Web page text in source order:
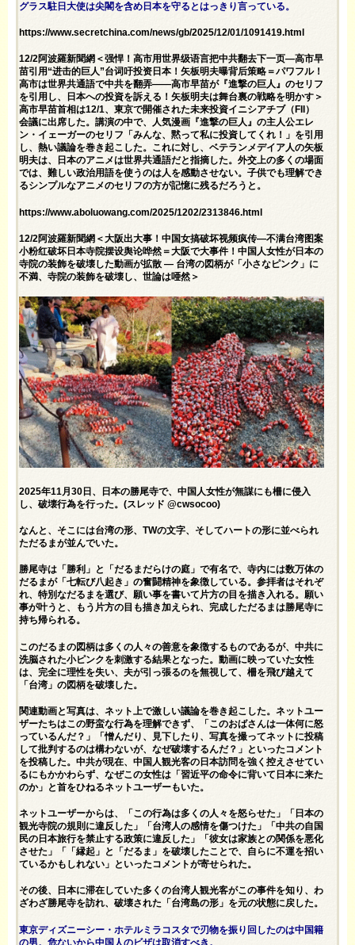
グラス駐日大使は尖閣を含め日本を守るとはっきり言っている。
https://www.secretchina.com/news/gb/2025/12/01/1091419.html
12/2阿波羅新聞網＜强悍！高市用世界级语言把中共翻去下一页—高市早
苗引用“进击的巨人”台词吁投资日本！矢板明夫曝背后策略＝パワフル！
高市は世界共通語で中共を翻弄――高市早苗が『進撃の巨人』のセリフ
を引用し、日本への投資を訴える！矢板明夫は舞台裏の戦略を明かす＞
高市早苗首相は12/1、東京で開催された未来投資イニシアチブ（FII）
会議に出席した。講演の中で、人気漫画『進撃の巨人』の主人公エレ
ン・イェーガーのセリフ「みんな、黙って私に投資してくれ！」を引用
し、熱い議論を巻き起こした。これに対し、ベテランメデイア人の矢板
明夫は、日本のアニメは世界共通語だと指摘した。外交上の多くの場面
では、難しい政治用語を使うのは人を感動させない。子供でも理解でき
るシンプルなアニメのセリフの方が記憶に残るだろうと。
https://www.aboluowang.com/2025/1202/2313846.html
12/2阿波羅新聞網＜大阪出大事！中国女搞破坏视频疯传—不满台湾图案
小粉红破坏日本寺院摆设舆论哗然＝大阪で大事件！中国人女性が日本の
寺院の装飾を破壊した動画が拡散 ― 台湾の図柄が「小さなピンク」に
不満、寺院の装飾を破壊し、世論は唖然＞
2025年11月30日、日本の勝尾寺で、中国人女性が無謀にも柵に侵入
し、破壊行為を行った。(スレッド @cwsocoo)
なんと、そこには台湾の形、TWの文字、そしてハートの形に並べられ
ただるまが並んでいた。
勝尾寺は「勝利」と「だるまだらけの庭」で有名で、寺内には数万体の
だるまが「七転び八起き」の奮闘精神を象徴している。参拝者はそれぞ
れ、特別なだるまを選び、願い事を書いて片方の目を描き入れる。願い
事が叶うと、もう片方の目も描き加えられ、完成しただるまは勝尾寺に
持ち帰られる。
このだるまの図柄は多くの人々の善意を象徴するものであるが、中共に
洗脳された小ピンクを刺激する結果となった。動画に映っていた女性
は、完全に理性を失い、夫が引っ張るのを無視して、柵を飛び越えて
「台湾」の図柄を破壊した。
関連動画と写真は、ネット上で激しい議論を巻き起こした。ネットユー
ザーたちはこの野蛮な行為を理解できず、「このおばさんは一体何に怒
っているんだ？」「憎んだり、見下したり、写真を撮ってネットに投稿
して批判するのは構わないが、なぜ破壊するんだ？」といったコメント
を投稿した。中共が現在、中国人観光客の日本訪問を強く控えさせてい
るにもかかわらず、なぜこの女性は「習近平の命令に背いて日本に来た
のか」と首をひねるネットユーザーもいた。
ネットユーザーからは、「この行為は多くの人々を怒らせた」「日本の
観光寺院の規則に違反した」「台湾人の感情を傷つけた」「中共の自国
民の日本旅行を禁止する政策に違反した」「彼女は家族との関係を悪化
させた」「「縁起」と「だるま」を破壊したことで、自らに不運を招い
ているかもしれない」といったコメントが寄せられた。
その後、日本に滞在していた多くの台湾人観光客がこの事件を知り、わ
ざわざ勝尾寺を訪れ、破壊された「台湾島の形」を元の状態に戻した。
東京ディズニーシー・ホテルミラコスタで刃物を振り回したのは中国籍
の男。危ないから中国人のビザは取消すべき。